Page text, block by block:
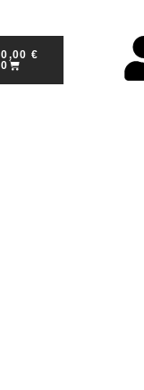
0,00 €
0